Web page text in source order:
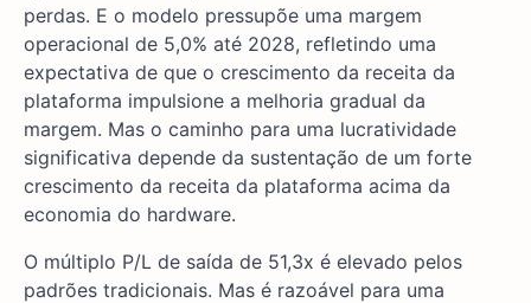
perdas. E o modelo pressupõe uma margem
operacional de 5,0% até 2028, refletindo uma
expectativa de que o crescimento da receita da
plataforma impulsione a melhoria gradual da
margem. Mas o caminho para uma lucratividade
significativa depende da sustentação de um forte
crescimento da receita da plataforma acima da
economia do hardware.
O múltiplo P/L de saída de 51,3x é elevado pelos
padrões tradicionais. Mas é razoável para uma